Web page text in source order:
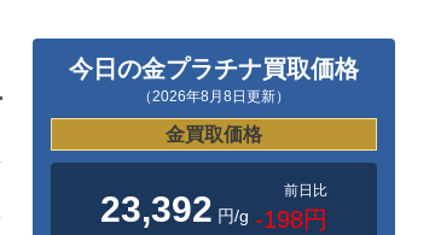
今日の金プラチナ買取価格
（2026年8月8日更新）
金買取価格
23,392 円/g
前日比
-198円